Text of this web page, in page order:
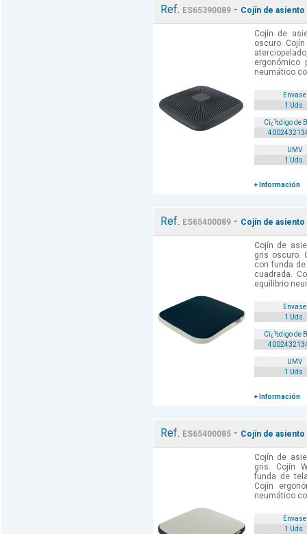
Ref. ES65390089- Cojín de
Cojín de
oscuro.
ergonómico
neumático
Envase
1 Uds.
Cï¿½digo de
UMV
1 Uds.
+ Información
Ref. ES65400089- Cojín de
Cojín de
gris oscuro.
con funda
cuadrada.
equilibrio
Envase
1 Uds.
Cï¿½digo de
UMV
1 Uds.
+ Información
Ref. ES65400085- Cojín de
Cojín de
gris. Cojín
funda de
Cojín
neumático
Envase
1 Uds.